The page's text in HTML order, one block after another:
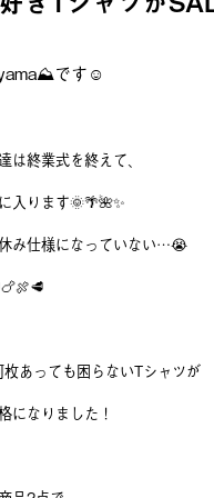
です☺️
は終業式を終えて、
入ります🌞🌴🌺✨
み仕様になっていない…😭
枚あっても困らないTシャツが
になりました！